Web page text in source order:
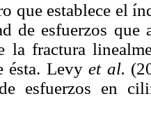
que establece el
de esfuerzos
la fractura
ésta. Levy et al.
esfuerzos en